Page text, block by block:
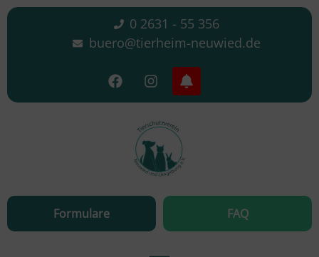
0 2631 - 55 356
buero@tierheim-neuwied.de
Formulare FAQ